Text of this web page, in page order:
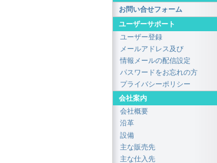
お問い合せフォーム
ユーザーサポート
ユーザー登録
メールアドレス及び
情報メールの配信設定
パスワードをお忘れの方
プライバシーポリシー
会社案内
会社概要
沿革
設備
主な販売先
主な仕入先